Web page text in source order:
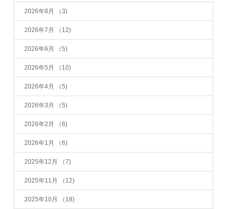
2026年8月 （3)
2026年7月 （12)
2026年6月 （5)
2026年5月 （10)
2026年4月 （5)
2026年3月 （5)
2026年2月 （6)
2026年1月 （6)
2025年12月 （7)
2025年11月 （12)
2025年10月 （18)